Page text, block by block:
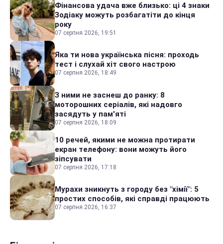
Фінансова удача вже близько: ці 4 знаки
Зодіаку можуть розбагатіти до кінця
року
07 серпня 2026, 19:51
Яка ти нова українська пісня: проходь
тест і слухай хіт свого настрою
07 серпня 2026, 18:49
З ними не заснеш до ранку: 8
моторошних серіалів, які надовго
засядуть у пам'яті
07 серпня 2026, 18:09
10 речей, якими не можна протирати
екран телефону: вони можуть його
зіпсувати
07 серпня 2026, 17:18
Мурахи зникнуть з городу без "хімії": 5
простих способів, які справді працюють
07 серпня 2026, 16:37